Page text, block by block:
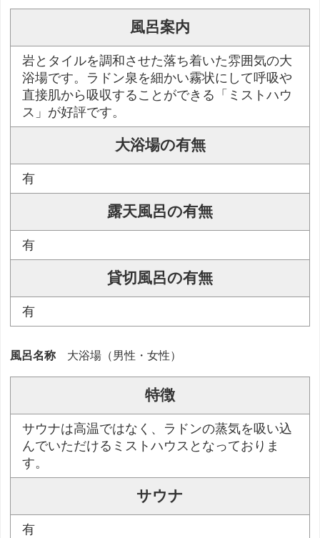
風呂案内
岩とタイルを調和させた落ち着いた雰囲気の大
浴場です。ラドン泉を細かい霧状にして呼吸や
直接肌から吸収することができる「ミストハウ
ス」が好評です。
大浴場の有無
有
露天風呂の有無
有
貸切風呂の有無
有
風呂名称 大浴場（男性・女性）
特徴
サウナは高温ではなく、ラドンの蒸気を吸い込
んでいただけるミストハウスとなっておりま
す。
サウナ
有